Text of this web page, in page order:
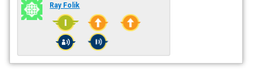
Ray Folik